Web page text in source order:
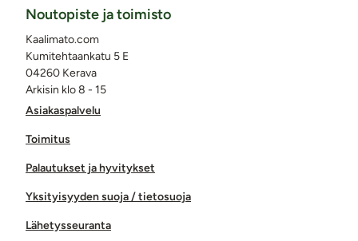
Asiakaspalvelu
Toimitus
Palautukset ja hyvitykset
Yksityisyyden suoja / tietosuoja
Lähetysseuranta
Noutopiste ja toimisto
Kaalimato.com
Kumitehtaankatu 5 E
04260 Kerava
Arkisin klo 8 - 15